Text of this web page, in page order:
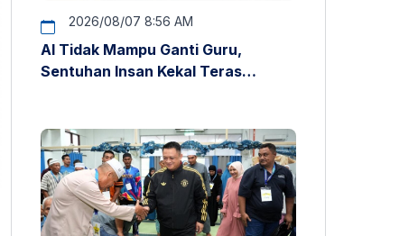
2026/08/07 8:56 AM
AI Tidak Mampu Ganti Guru,
Sentuhan Insan Kekal Teras